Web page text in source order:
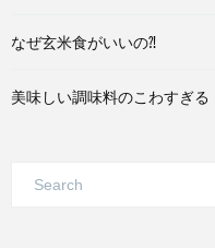
なぜ玄米食がいいの⁈
美味しい調味料のこわすぎる